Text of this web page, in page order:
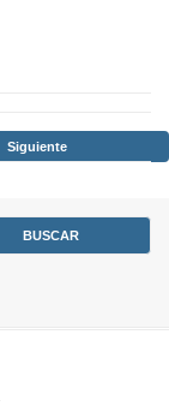
Siguiente